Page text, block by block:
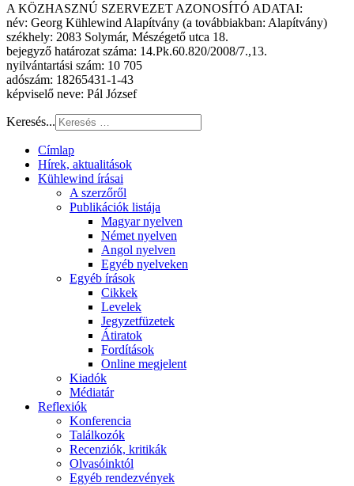
A KÖZHASZNÚ SZERVEZET AZONOSÍTÓ ADATAI:
név: Georg Kühlewind Alapítvány (a továbbiakban: Alapítvány)
székhely: 2083 Solymár, Mészégető utca 18.
bejegyző határozat száma: 14.Pk.60.820/2008/7.,13.
nyilvántartási szám: 10 705
adószám: 18265431-1-43
képviselő neve: Pál József
Keresés...
Címlap
Hírek, aktualitások
Kühlewind írásai
A szerzőről
Publikációk listája
Magyar nyelven
Német nyelven
Angol nyelven
Egyéb nyelveken
Egyéb írások
Cikkek
Levelek
Jegyzetfüzetek
Átiratok
Fordítások
Online megjelent
Kiadók
Médiatár
Reflexiók
Konferencia
Találkozók
Recenziók, kritikák
Olvasóinktól
Egyéb rendezvények